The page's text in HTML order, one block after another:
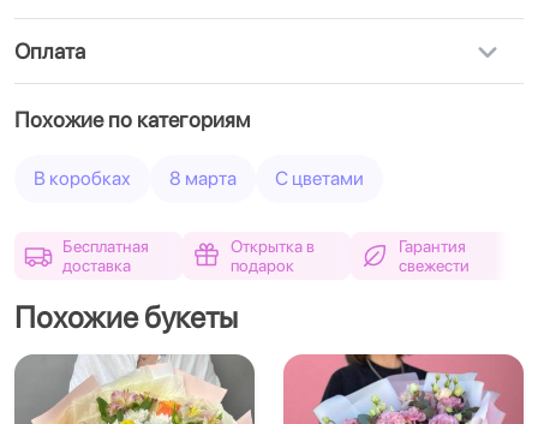
Оплата
Похожие по категориям
В коробках 8 марта С цветами
Бесплатная
доставка
Открытка в
подарок
Гарантия
свежести
Похожие букеты